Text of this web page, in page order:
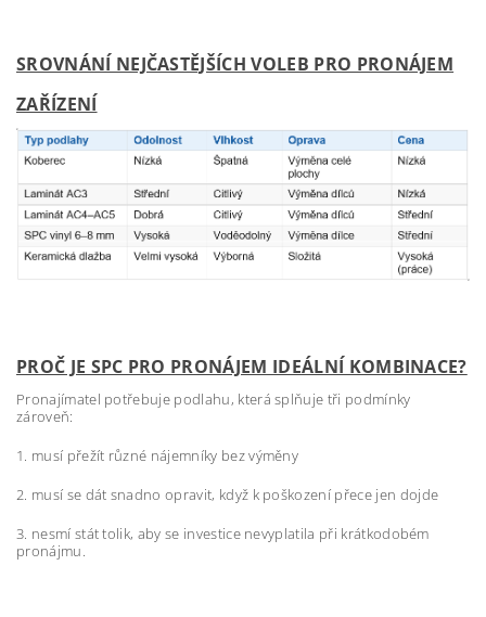
SROVNÁNÍ NEJČASTĚJŠÍCH VOLEB PRO PRONÁJEM
ZAŘÍZENÍ
PROČ JE SPC PRO PRONÁJEM IDEÁLNÍ KOMBINACE?
Pronajímatel potřebuje podlahu, která splňuje tři podmínky
zároveň:
1. musí přežít různé nájemníky bez výměny
2. musí se dát snadno opravit, když k poškození přece jen dojde
3. nesmí stát tolik, aby se investice nevyplatila při krátkodobém
pronájmu.